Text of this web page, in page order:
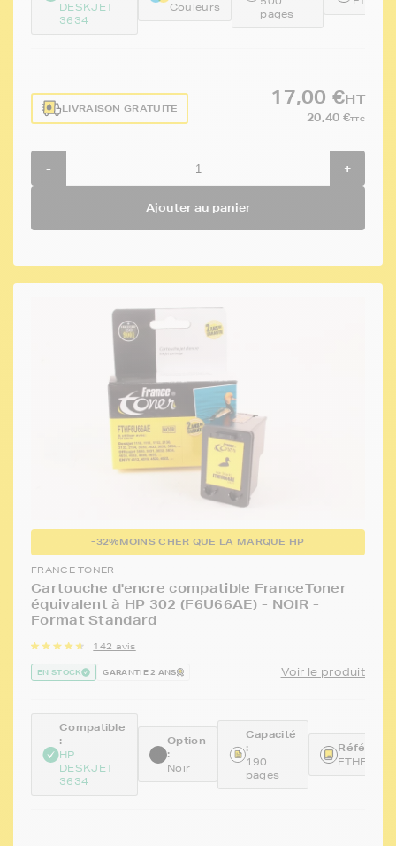
DESKJET
3634
Couleurs
pages
LIVRAISON GRATUITE
17,00 €HT
20,40 €TTC
- +
Ajouter au panier
-32%MOINS CHER QUE LA MARQUE HP
FRANCE TONER
Cartouche d'encre compatible FranceToner
équivalent à HP 302 (F6U66AE) - NOIR -
Format Standard
142 avis
EN STOCK GARANTIE 2 ANS Voir le produit
Compatible
:
HP
DESKJET
3634
Option
:
Noir
Capacité
:
190
pages